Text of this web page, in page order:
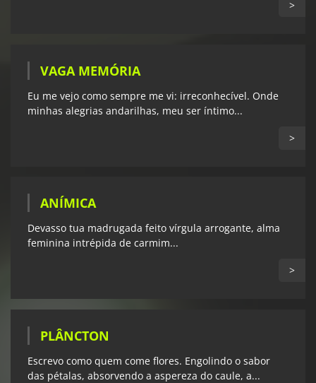
>
VAGA MEMÓRIA
Eu me vejo como sempre me vi: irreconhecível. Onde
minhas alegrias andarilhas, meu ser íntimo...
>
ANÍMICA
Devasso tua madrugada feito vírgula arrogante, alma
feminina intrépida de carmim...
>
PLÂNCTON
Escrevo como quem come flores. Engolindo o sabor
das pétalas, absorvendo a aspereza do caule, a...